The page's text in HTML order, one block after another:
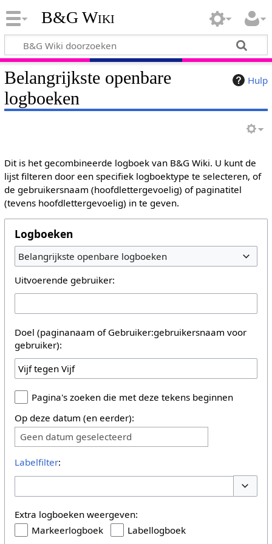
B&G Wiki
Hulp
Belangrijkste openbare
logboeken
Dit is het gecombineerde logboek van B&G Wiki. U kunt de
lijst filteren door een specifiek logboektype te selecteren, of
de gebruikersnaam (hoofdlettergevoelig) of paginatitel
(tevens hoofdlettergevoelig) in te geven.
Logboeken
Belangrijkste openbare logboeken
Uitvoerende gebruiker:
Doel (paginanaam of Gebruiker:gebruikersnaam voor
gebruiker):
Pagina's zoeken die met deze tekens beginnen
Op deze datum (en eerder):
Geen datum geselecteerd
Labelfilter:
Extra logboeken weergeven:
Markeerlogboek
Labellogboek